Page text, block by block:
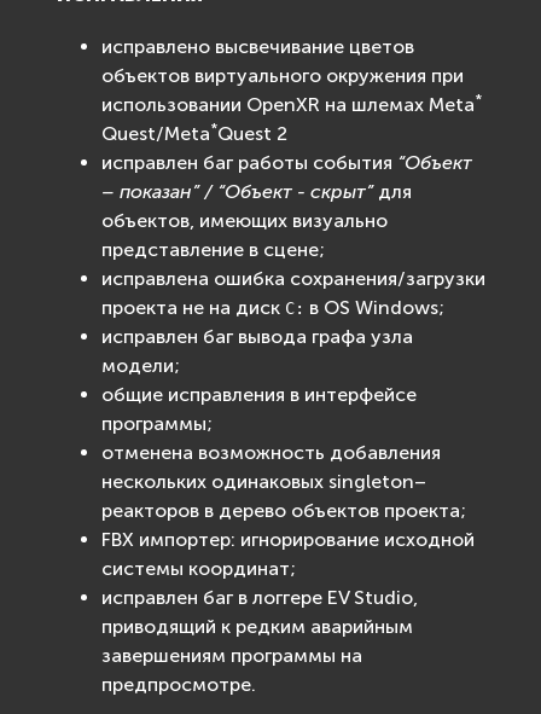
исправлено высвечивание цветов
объектов виртуального окружения при
использовании OpenXR на шлемах Meta*
Quest/Meta*Quest 2
исправлен баг работы события “Объект
– показан” / “Объект - скрыт”для
объектов, имеющих визуально
представление в сцене;
исправлена ошибка сохранения/загрузки
проекта не на диск C: в OS Windows;
исправлен баг вывода графа узла
модели;
общие исправления в интерфейсе
программы;
отменена возможность добавления
нескольких одинаковых singleton–
реакторов в дерево объектов проекта;
FBX импортер: игнорирование исходной
системы координат;
исправлен баг в логгере EV Studio,
приводящий к редким аварийным
завершениям программы на
предпросмотре.